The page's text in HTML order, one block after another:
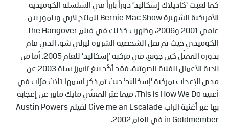
كما لعبت ’كاديلاك إسكاليد‘ دوراً بارزاً في السلسلة الكوميدية
الأمريكية الشهيرة Bernie Mac Show للمنتج لاري ويلمور بين
عامي 2001 و2006، وظهرت كذلك في فيلم The Hangover
الكوميدي حيث تم نقل الشخصية الشريرة ليزلي شو، الذي قام
بدوره الممثّل كين جونغ، في مركبة ’إسكاليد‘ للعام 2005. أما من
ناحية الأعمال الفنية الصوتية، فقد أكّد بيغ تايمرز سنة 2003 عن
مدى الإعجاب بمركبة ’إسكاليد‘ حيث تم ذكر اسمها ثلاث مرّات في
أغنية This is How We Do، فيما عبّر المغنّي مايك مايرز عن إعجابه
بها عبر أغنية الراب Give me an Escalade لفيلم Austin Powers
in Goldmember في العام 2002.